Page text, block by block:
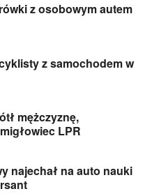
z osobowym autem
z samochodem w
mężczyznę,
LPR
najechał na auto nauki